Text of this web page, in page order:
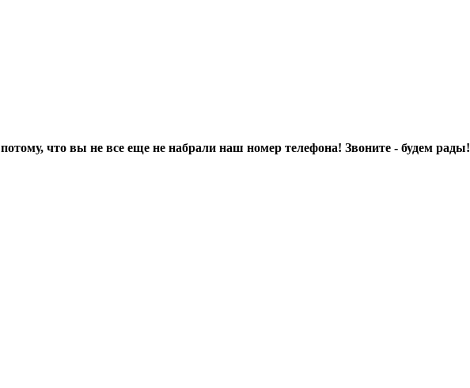
что вы не все еще не набрали наш номер телефона! Звоните - будем рады!